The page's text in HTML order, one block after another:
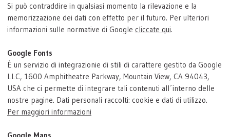
Si può contraddire in qualsiasi momento la rilevazione e la
memorizzazione dei dati con effetto per il futuro. Per ulteriori
informazioni sulle normative di Google cliccate qui.
Google Fonts
È un servizio di integrazionie di stili di carattere gestito da Google
LLC, 1600 Amphitheatre Parkway, Mountain View, CA 94043,
USA che ci permette di integrare tali contenuti all´interno delle
nostre pagine. Dati personali raccolti: cookie e dati di utilizzo.
Per maggiori informazioni